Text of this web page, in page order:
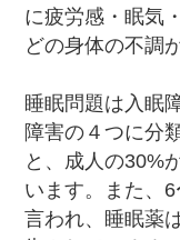
に疲労感・眠気
どの身体の不調
睡眠問題は入眠
障害の４つに分
と、成人の30%
います。また、
言われ、睡眠薬